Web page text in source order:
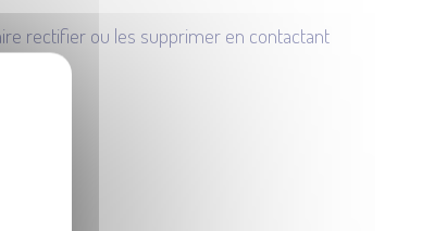
rectifier ou les supprimer en contactant